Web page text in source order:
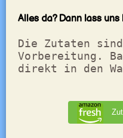
Alles da? Dann lass
Die Zutaten
Vorbereitung.
direkt in den